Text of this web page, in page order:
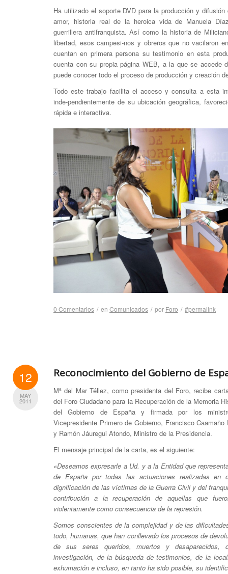
Ha utilizado el soporte DVD para la producción y
amor, historia real de la heroica vida de Manuela
guerrillera antifranquista. Así como la historia de
libertad, esos campesi-nos y obreros que no vacilaron
cuentan en primera persona su testimonio en esta
cuenta con su propia página WEB, a la que se accede
puede conocer todo el proceso de producción y creación
Todo este trabajo facilita el acceso y consulta a esta
inde-pendientemente de su ubicación geográfica,
rápida e interactiva.
0 Comentarios / en Comunicados / por Foro / #permalink
12
MAY
2011
Reconocimiento del Gobierno de
Mª del Mar Téllez, como presidenta del Foro, recibe
del Foro Ciudadano para la Recuperación de la Memoria
del Gobierno de España y firmada por los
Vicepresidente Primero de Gobierno, Francisco
y Ramón Jáuregui Atondo, Ministro de la Presidencia.
El mensaje principal de la carta, es el siguiente:
«Deseamos expresarle a Ud. y a la Entidad que
de España por todas las actuaciones realizadas en
dignificación de las víctimas de la Guerra Civil y del
contribución a la recuperación de aquellas que
violentamente como consecuencia de la represión.
Somos conscientes de la complejidad y de las
todo, humanas, que han conllevado los procesos de
de sus seres queridos, muertos y
investigación, de la búsqueda de testimonios, de la
exhumación e incluso, en tanto ha sido posible, su